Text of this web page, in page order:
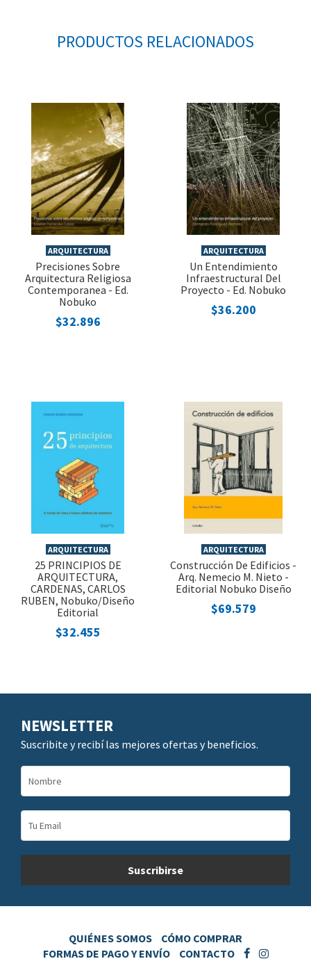
PRODUCTOS RELACIONADOS
ARQUITECTURA
Precisiones Sobre
Arquitectura Religiosa
Contemporanea - Ed.
Nobuko
$32.896
ARQUITECTURA
Un Entendimiento
Infraestructural Del
Proyecto - Ed. Nobuko
$36.200
ARQUITECTURA
25 PRINCIPIOS DE
ARQUITECTURA,
CARDENAS, CARLOS
RUBEN, Nobuko/Diseño
Editorial
$32.455
ARQUITECTURA
Construcción De Edificios -
Arq. Nemecio M. Nieto -
Editorial Nobuko Diseño
$69.579
NEWSLETTER
Suscribite y recibí las mejores ofertas y beneficios.
QUIÉNES SOMOS
CÓMO COMPRAR
FORMAS DE PAGO Y ENVÍO
CONTACTO